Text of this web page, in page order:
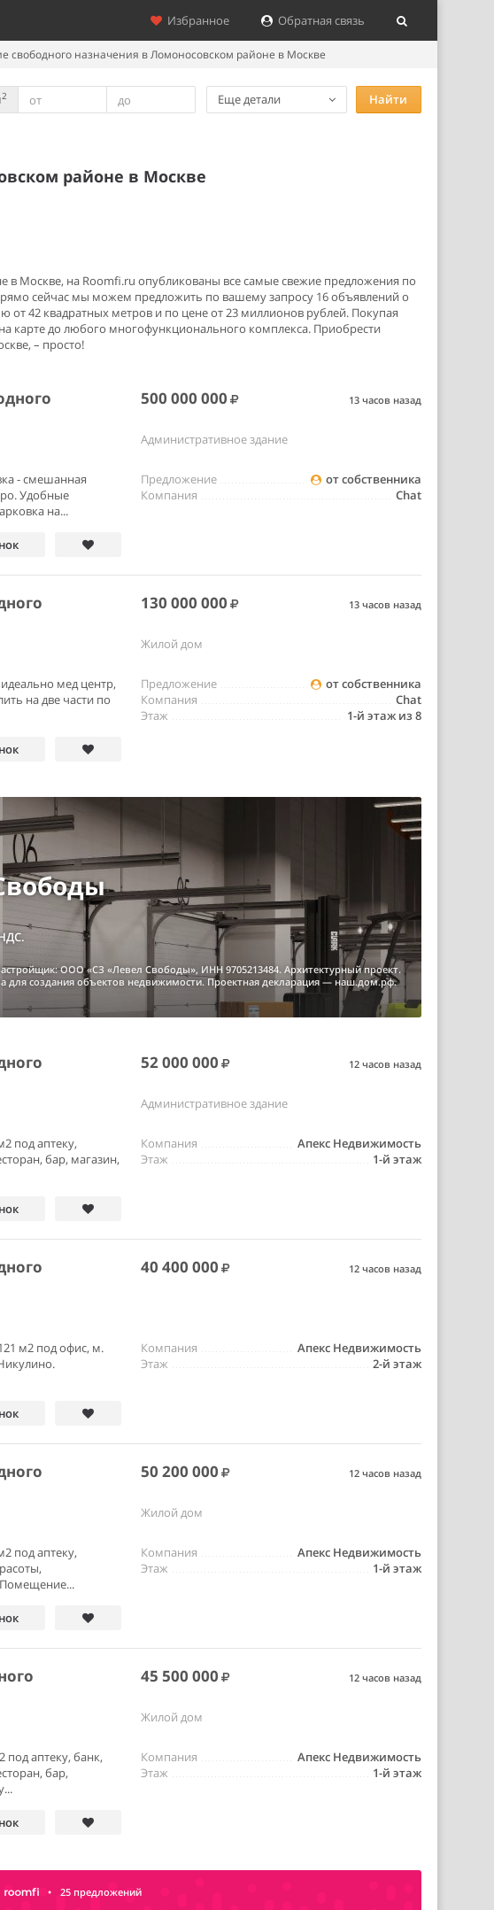
Избранное Обратная связь
свободного назначения в Ломоносовском районе в Москве
2 Еще детали Найти
районе в Москве
Москве, на Roomfi.ru опубликованы все самые свежие предложения по
сейчас мы можем предложить по вашему запросу 16 объявлений о
42 квадратных метров и по цене от 23 миллионов рублей. Покупая
до любого многофункционального комплекса. Приобрести
– просто!
500 000 000 13 часов назад
Административное здание
- смешанная
Удобные
на...
от собственника
Предложение
Chat
Компания
130 000 000 13 часов назад
Жилой дом
мед центр,
на две части по
от собственника
Предложение
Chat
Компания
1-й этаж из 8
Этаж
ООО «СЗ «Левел Свободы», ИНН 9705213484. Архитектурный проект.
для создания объектов недвижимости. Проектная декларация — наш.дом.рф.
52 000 000 12 часов назад
Административное здание
под аптеку,
бар, магазин,
Апекс Недвижимость
Компания
1-й этаж
Этаж
40 400 000 12 часов назад
м2 под офис, м.
Апекс Недвижимость
Компания
2-й этаж
Этаж
50 200 000 12 часов назад
Жилой дом
под аптеку,
Апекс Недвижимость
Компания
1-й этаж
Этаж
45 500 000 12 часов назад
Жилой дом
аптеку, банк,
бар,
Апекс Недвижимость
Компания
1-й этаж
Этаж
• 25 предложений